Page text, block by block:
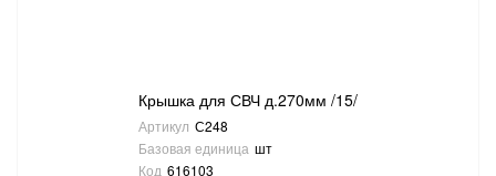
Крышка для СВЧ д.270мм /15/
Артикул С248
Базовая единица шт
Код 616103